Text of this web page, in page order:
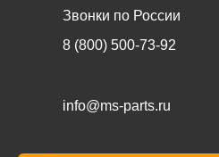
Звонки по России
8 (800) 500-73-92
info@ms-parts.ru